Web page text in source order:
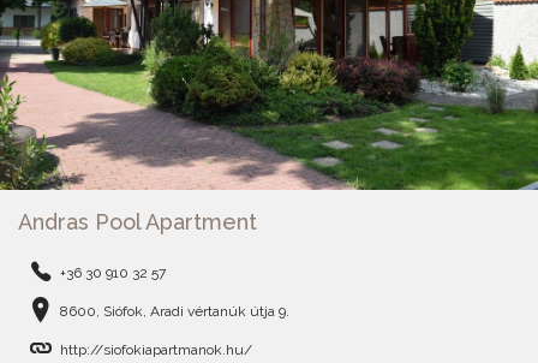
Andras Pool Apartment
+36 30 910 32 57
8600, Siófok, Aradi vértanúk útja 9.
http://siofokiapartmanok.hu/